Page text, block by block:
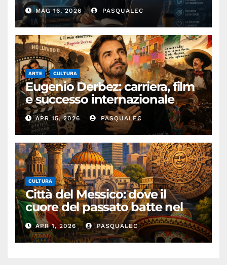
MAG 16, 2026 PASQUALEC
ARTE CULTURA
Eugenio Derbez: carriera, film
e successo internazionale
dell’attore messicano
APR 15, 2026 PASQUALEC
CULTURA
Città del Messico: dove il
cuore del passato batte nel
presente
APR 1, 2026 PASQUALEC